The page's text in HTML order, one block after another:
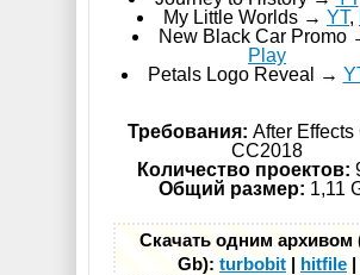
My Little Worlds → YT,
New Black Car Promo
Play
Petals Logo Reveal →
Требования: After Effects
СС2018
Количество проектов:
Общий размер: 1,11
Скачать одним архивом
Gb): turbobit | hitfile |